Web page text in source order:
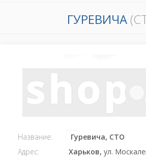
ГУРЕВИЧА
Название:
Гуревича, СТО
Адрес:
Харьков, ул.